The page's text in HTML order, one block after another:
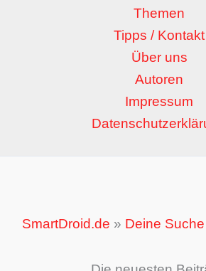
Themen
Tipps / Kontakt
Über uns
Autoren
Impressum
SmartDroid.de » Deine